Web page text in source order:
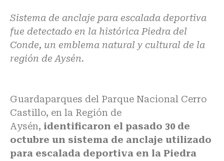
Sistema de anclaje para escalada deportiva
fue detectado en la histórica Piedra del
Conde, un emblema natural y cultural de la
región de Aysén.
Guardaparques del Parque Nacional Cerro
Castillo, en la Región de
Aysén, identificaron el pasado 30 de
octubre un sistema de anclaje utilizado
para escalada deportiva en la Piedra